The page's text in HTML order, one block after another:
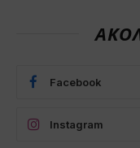
Facebook
Instagram